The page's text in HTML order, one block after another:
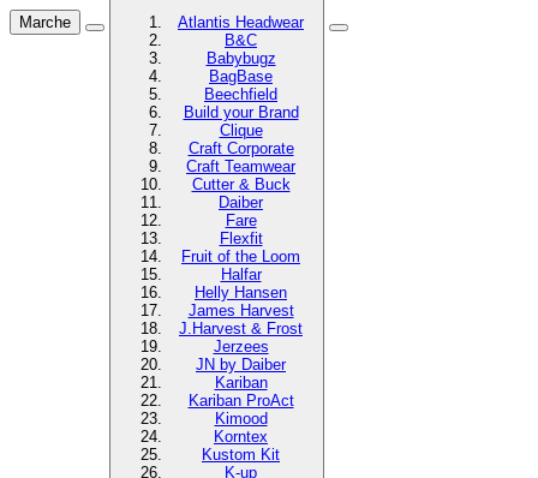
Marche
Atlantis Headwear
B&C
Babybugz
BagBase
Beechfield
Build your Brand
Clique
Craft Corporate
Craft Teamwear
Cutter & Buck
Daiber
Fare
Flexfit
Fruit of the Loom
Halfar
Helly Hansen
James Harvest
J.Harvest & Frost
Jerzees
JN by Daiber
Kariban
Kariban ProAct
Kimood
Korntex
Kustom Kit
K-up